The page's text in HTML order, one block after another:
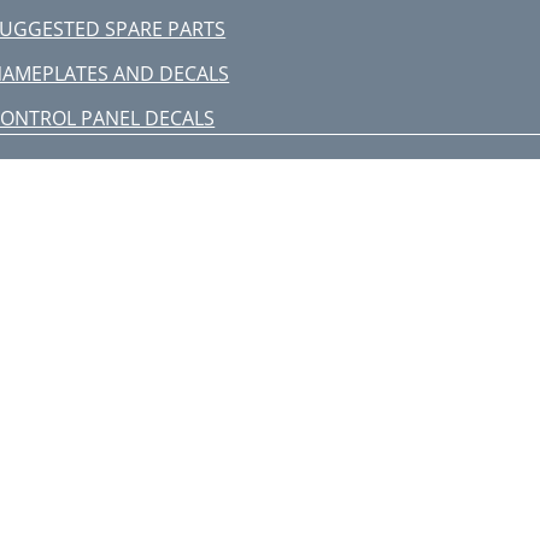
SPARE PARTS
AND DECALS
PANEL DECALS
CONTROL ASSY